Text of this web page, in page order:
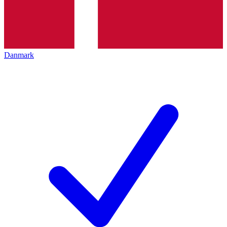
Danmark